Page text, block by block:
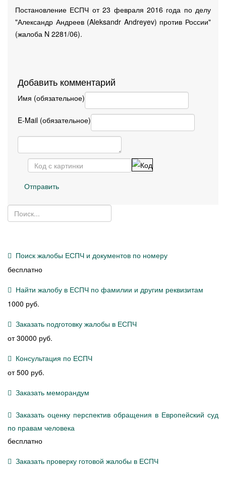
Постановление ЕСПЧ от 23 февраля 2016 года по делу
"Александр Андреев (Aleksandr Andreyev) против России"
(жалоба N 2281/06).
Добавить комментарий
Имя (обязательное)
E-Mail (обязательное)
Отправить
Поиск жалобы ЕСПЧ и документов по номеру
бесплатно
Найти жалобу в ЕСПЧ по фамилии и другим реквизитам
1000 руб.
Заказать подготовку жалобы в ЕСПЧ
от 30000 руб.
Консультация по ЕСПЧ
от 500 руб.
Заказать меморандум
Заказать оценку перспектив обращения в Европейский суд
по правам человека
бесплатно
Заказать проверку готовой жалобы в ЕСПЧ